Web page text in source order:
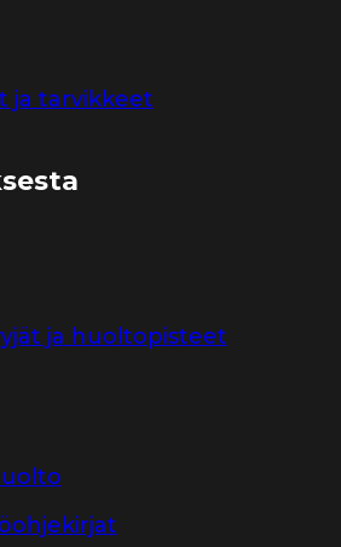
ja tarvikkeet
ja huoltopisteet